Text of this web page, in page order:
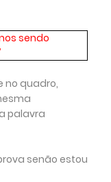
sendo
no quadro,
palavra
senão estou